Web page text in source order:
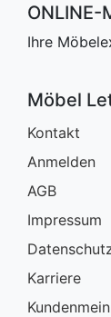
ONLINE-
Ihre
Möbel
Kontakt
Anmelden
AGB
Impressum
Karriere